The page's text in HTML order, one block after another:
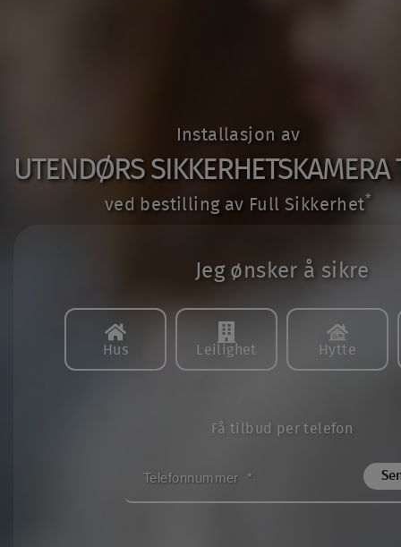
Installasjon av
UTENDØRS SIKKERHETS­KAMERA
ved bestilling av Full Sikkerhet*
Jeg ønsker å sikre
Hus Leilighet Hytte
Få tilbud per telefon